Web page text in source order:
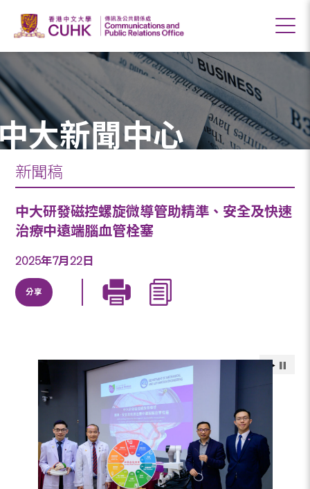
大新聞中心
新聞稿
中大研發磁控螺旋微導管助精準、安全及快速
治療中遠端腦血管栓塞
2025年7月22日
分享